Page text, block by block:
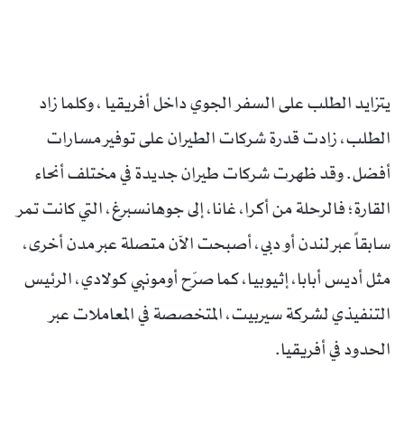
يتزايد الطلب على السفر الجوي داخل أفريقيا ، وكلما زاد
الطلب، زادت قدرة شركات الطيران على توفير مسارات
أفضل. وقد ظهرت شركات طيران جديدة في مختلف أنحاء
القارة؛ فالرحلة من أكرا، غانا، إلى جوهانسبرغ، التي كانت تمر
سابقاً عبر لندن أو دبي، أصبحت الآن متصلة عبر مدن أخرى،
مثل أديس أبابا، إثيوبيا، كما صرّح أومونيي كولادي، الرئيس
التنفيذي لشركة سيربيت، المتخصصة في المعاملات عبر
الحدود في أفريقيا.